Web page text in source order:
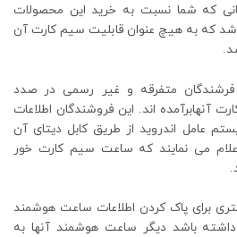
که شما نسبت به خرید این محصولات
شد که به هیچ عنوان قابلیت سیم کارت آن
فرشندگان متفرقه و غیر رسمی در صدد
آنهابرآمده اند. این فروشندگان اطلاعات
عامل اندروید از طریق کابل دیتای آن
می نمایند که ساعت سیم کارت خور
برای پاک کردن اطلاعات ساعت هوشمند
باشد دیگر ساعت هوشمند آنها به